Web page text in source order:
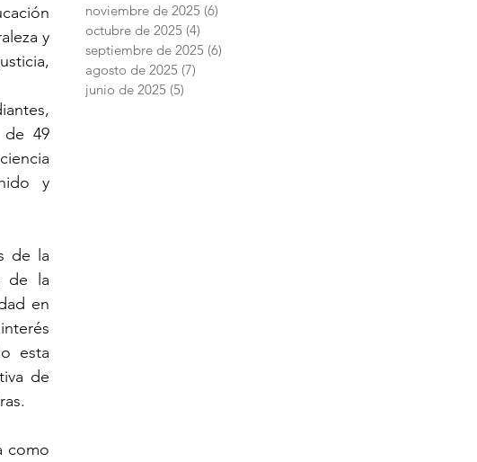
y
de 49
y
de la
de la
en
esta
de
como
noviembre de 2025 (6)
octubre de 2025 (4)
septiembre de 2025 (6)
agosto de 2025 (7)
junio de 2025 (5)